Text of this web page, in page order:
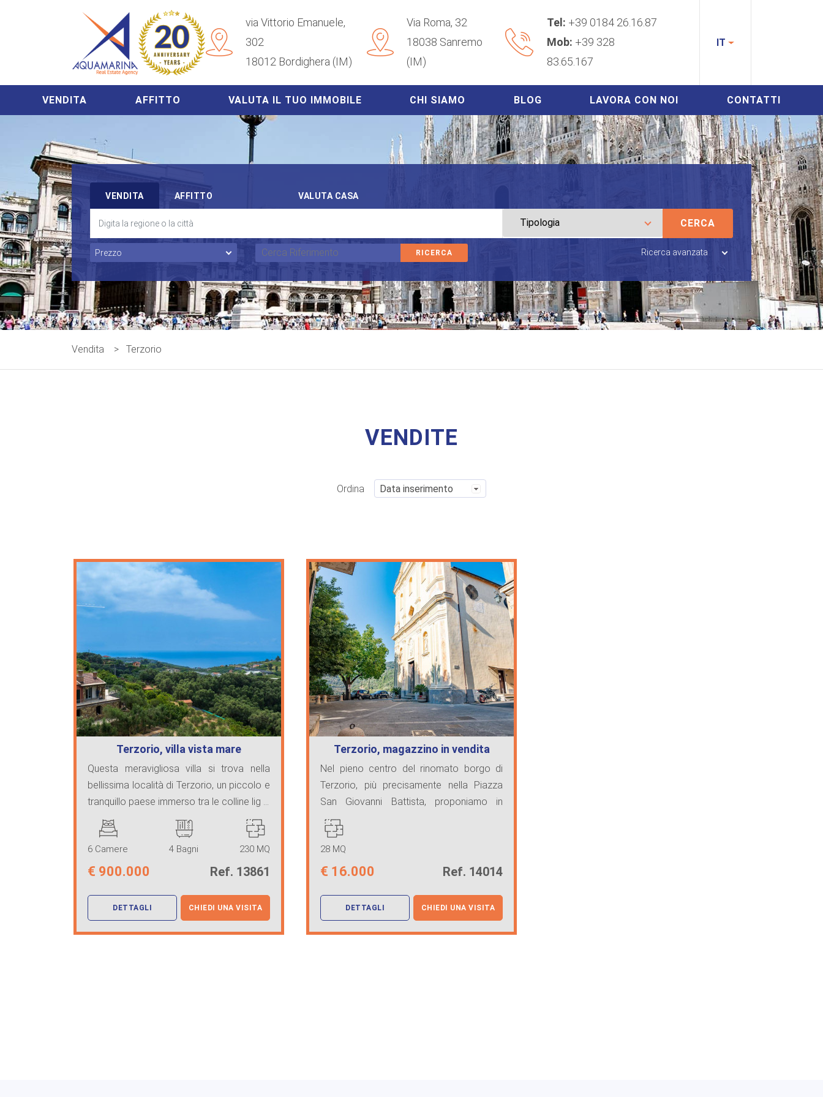
via Vittorio Emanuele,
302
18012 Bordighera (IM)
Via Roma, 32
18038 Sanremo
(IM)
Tel: +39 0184 26.16.87
Mob: +39 328
83.65.167
IT
VENDITA AFFITTO VALUTA IL TUO IMMOBILE CHI SIAMO BLOG LAVORA CON NOI CONTATTI
VENDITA AFFITTO VALUTA CASA
Ricerca avanzata
CERCA
Vendita > Terzorio
VENDITE
Ordina
Terzorio, villa vista mare
Questa meravigliosa villa si trova nella
bellissima località di Terzorio, un piccolo e
tranquillo paese immerso tra le colline lig ...
6 Camere 4 Bagni 230 MQ
€ 900.000 Ref. 13861
DETTAGLI CHIEDI UNA VISITA
Terzorio, magazzino in vendita
Nel pieno centro del rinomato borgo di
Terzorio, più precisamente nella Piazza
San Giovanni Battista, proponiamo in
vendita magazz ...
28 MQ
€ 16.000 Ref. 14014
DETTAGLI CHIEDI UNA VISITA